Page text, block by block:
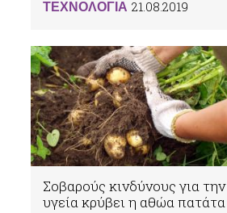
ΤΕΧΝΟΛΟΓΙΑ 21.08.2019
Σοβαρούς κινδύνους για την
υγεία κρύβει η αθώα πατάτα